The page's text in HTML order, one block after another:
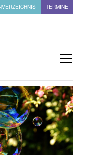
TERMINE